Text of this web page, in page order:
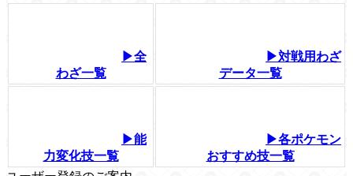
▶全
わざ一覧
▶対戦用わざ
データ一覧
▶能
力変化技一覧
▶各ポケモン
おすすめ技一覧